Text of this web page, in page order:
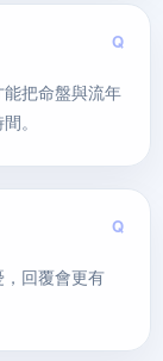
把命盤與流年
。
回覆會更有